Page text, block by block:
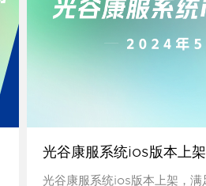
光谷康服系统ios版本上架